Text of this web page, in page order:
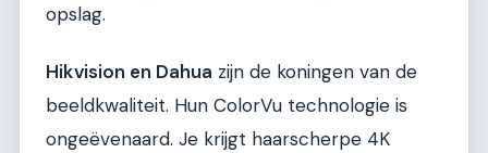
opslag.
Hikvision en Dahua zijn de koningen van de
beeldkwaliteit. Hun ColorVu technologie is
ongeëvenaard. Je krijgt haarscherpe 4K